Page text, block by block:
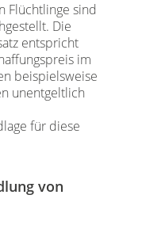
Flüchtlinge sind
Die
entspricht
im
beispielsweise
unentgeltlich
für diese
von